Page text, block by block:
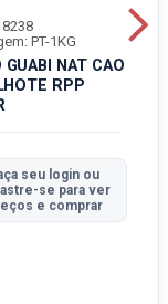
GUABI NAT CAO
RPP
PT-1KG
seu login ou
se para ver
e comprar